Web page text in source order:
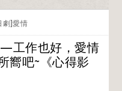
劇]愛情
工作也好，愛情
嚮吧~《心得影